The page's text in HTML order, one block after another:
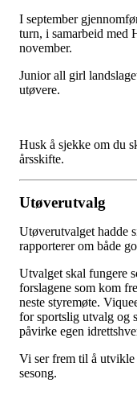
I september
turn, i samarbeid med
november.
Junior all girl
utøvere.
Husk å sjekke om du
årsskifte.
Utøverutvalg
Utøverutvalget hadde
rapporterer om både
Utvalget skal fungere
forslagene som kom
neste styremøte.
for sportslig utvalg og
påvirke egen
Vi ser frem til å utvikle
sesong.